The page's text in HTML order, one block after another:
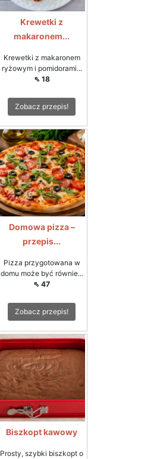
Krewetki z
makaronem...
Krewetki z makaronem
ryżowym i pomidorami...
⇖ 18
Zobacz przepis!
Domowa pizza –
przepis...
Pizza przygotowana w
domu może być równie...
⇖ 47
Zobacz przepis!
Biszkopt kawowy
Prosty, szybki biszkopt o